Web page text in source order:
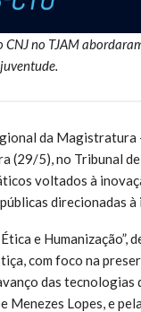
no TJAM
da Magistratura
(29/5), no Tribunal de
voltados à
direcionadas à
e Humanização”,
com foco na
das
Menezes Lopes, e